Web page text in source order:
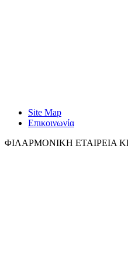
Site Map
Επικοινωνία
ΦΙΛΑΡΜΟΝΙΚΗ ΕΤΑΙΡΕΙΑ